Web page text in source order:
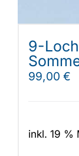
9-
99,00 €
inkl. 19 %